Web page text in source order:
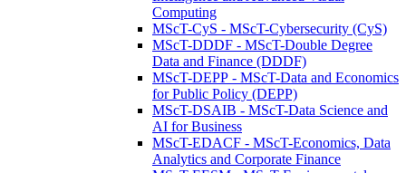
Computing
MScT-CyS - MScT-Cybersecurity (CyS)
MScT-DDDF - MScT-Double Degree
Data and Finance (DDDF)
MScT-DEPP - MScT-Data and Economics
for Public Policy (DEPP)
MScT-DSAIB - MScT-Data Science and
AI for Business
MScT-EDACF - MScT-Economics, Data
Analytics and Corporate Finance